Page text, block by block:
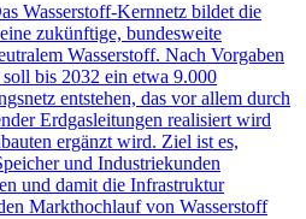
Wasserstoff-Kernnetz bildet die
zukünftige, bundesweite
Wasserstoff. Nach Vorgaben
bis 2032 ein etwa 9.000
entstehen, das vor allem durch
Erdgasleitungen realisiert wird
ergänzt wird. Ziel ist es,
und Industriekunden
und damit die Infrastruktur
Markthochlauf von Wasserstoff